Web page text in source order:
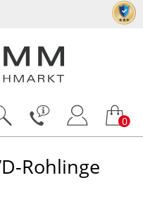
0
Rohlinge